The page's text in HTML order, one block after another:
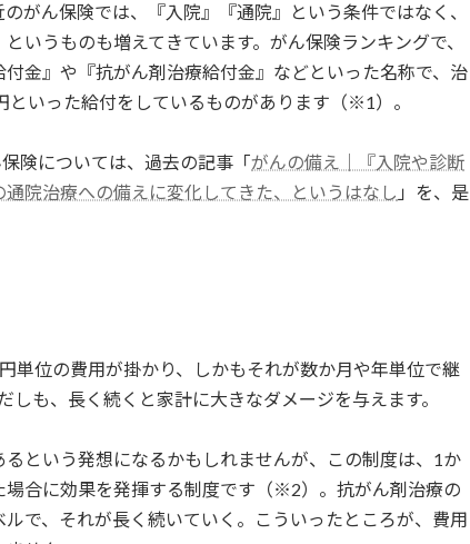
がん保険では、『入院』『通院』という条件ではなく、
いうものも増えてきています。がん保険ランキングで、
金』や『抗がん剤治療給付金』などといった名称で、治
いった給付をしているものがあります（※1）。
険については、過去の記事「がんの備え｜『入院や診断
院治療への備えに変化してきた、というはなし 」を、是
単位の費用が掛かり、しかもそれが数か月や年単位で継
も、長く続くと家計に大きなダメージを与えます。
という発想になるかもしれませんが、この制度は、1か
合に効果を発揮する制度です（※2）。抗がん剤治療の
で、それが長く続いていく。こういったところが、費用